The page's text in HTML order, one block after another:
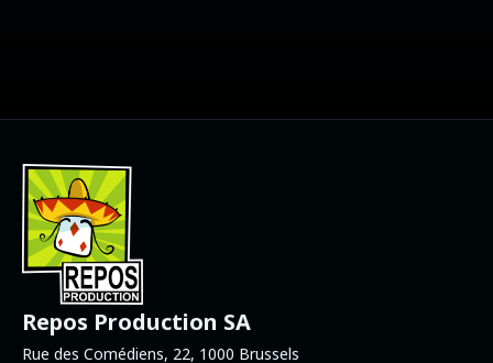
symboles scientifiques différents
et d'obtenir ainsi une victoire par
suprématie scientifique.
Repos Production SA
Rue des Comédiens, 22, 1000 Brussels